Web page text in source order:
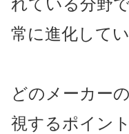
れている分野
常に進化してい
どのメーカー
視するポイン